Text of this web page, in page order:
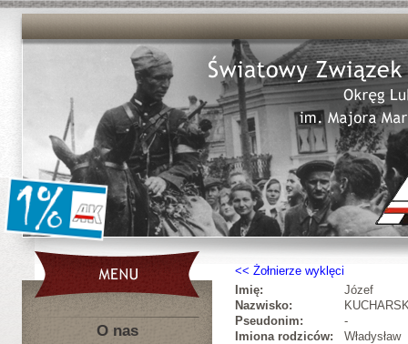
O nas
Żołnierze wyklęci
Imię:
Józef
Nazwisko:
Pseudonim:
-
Imiona rodziców:
Władysław